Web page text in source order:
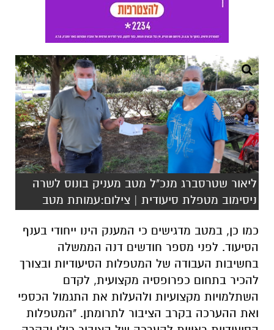
ליאור שטרסברג מנכ"ל מטב מעניק בונוס לשרה
ניסימוב מטפלת סיעודית | צילום:עמותת מטב
כמו כן, במטב מדגישים כי המענק הינו ייחודי בענף
הסיעוד. לפני מספר חודשים דנה הממשלה
בחשיבות העבודה של המטפלות הסיעודיות ובצורך
להכיר בתחום כפרופסיה מקצועית, לקדם
השתלמויות מקצועיות ולהעלות את התגמול הכספי
ואת ההערכה בקרב הציבור לתרומתן. "המטפלות